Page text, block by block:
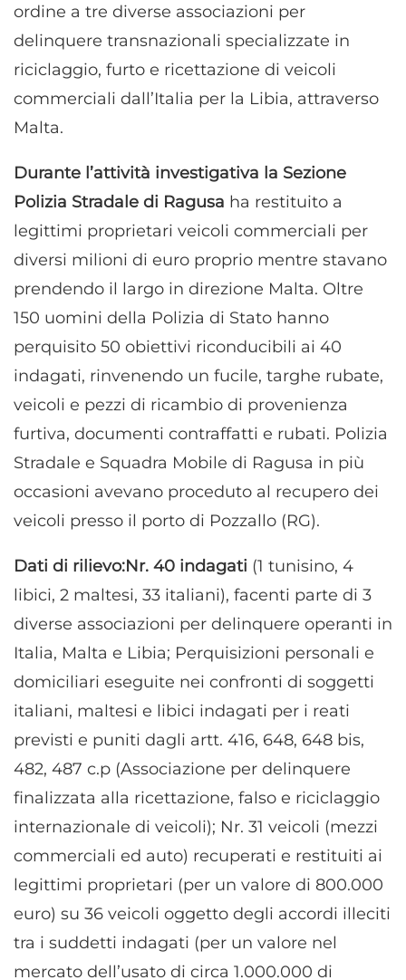
ordine a tre diverse associazioni per
delinquere transnazionali specializzate in
riciclaggio, furto e ricettazione di veicoli
commerciali dall’Italia per la Libia, attraverso
Malta.
Durante l’attività investigativa la Sezione
Polizia Stradale di Ragusa ha restituito a
legittimi proprietari veicoli commerciali per
diversi milioni di euro proprio mentre stavano
prendendo il largo in direzione Malta. Oltre
150 uomini della Polizia di Stato hanno
perquisito 50 obiettivi riconducibili ai 40
indagati, rinvenendo un fucile, targhe rubate,
veicoli e pezzi di ricambio di provenienza
furtiva, documenti contraffatti e rubati. Polizia
Stradale e Squadra Mobile di Ragusa in più
occasioni avevano proceduto al recupero dei
veicoli presso il porto di Pozzallo (RG).
Dati di rilievo:Nr. 40 indagati (1 tunisino, 4
libici, 2 maltesi, 33 italiani), facenti parte di 3
diverse associazioni per delinquere operanti in
Italia, Malta e Libia; Perquisizioni personali e
domiciliari eseguite nei confronti di soggetti
italiani, maltesi e libici indagati per i reati
previsti e puniti dagli artt. 416, 648, 648 bis,
482, 487 c.p (Associazione per delinquere
finalizzata alla ricettazione, falso e riciclaggio
internazionale di veicoli); Nr. 31 veicoli (mezzi
commerciali ed auto) recuperati e restituiti ai
legittimi proprietari (per un valore di 800.000
euro) su 36 veicoli oggetto degli accordi illeciti
tra i suddetti indagati (per un valore nel
mercato dell’usato di circa 1.000.000 di